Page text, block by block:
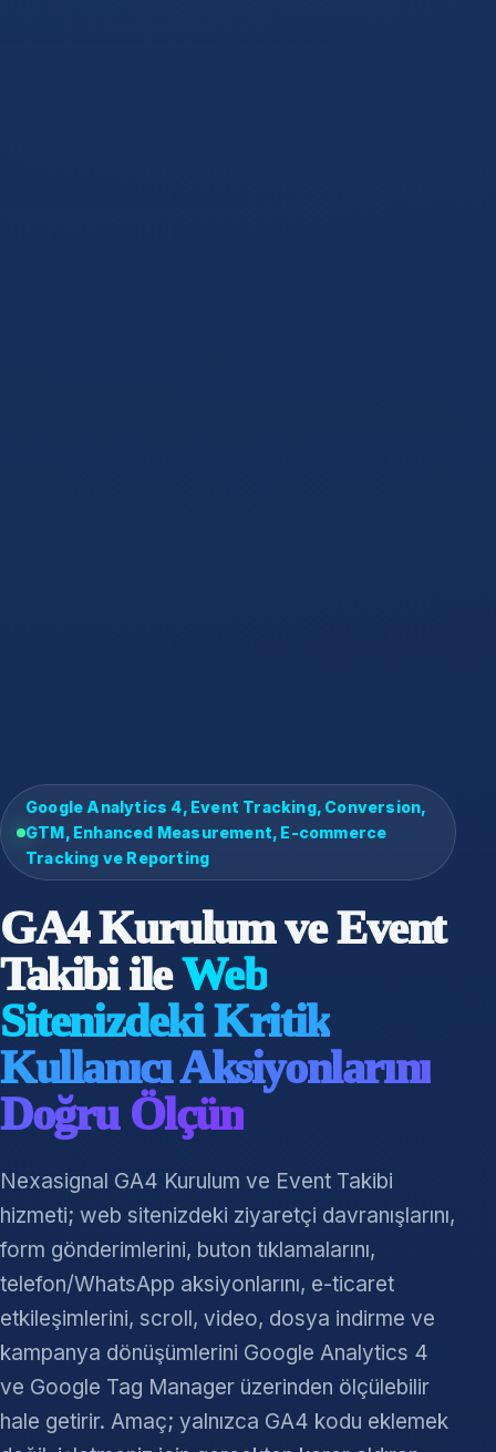
Google Analytics 4, Event Tracking, Conversion,
GTM, Enhanced Measurement, E-commerce
Tracking ve Reporting
GA4 Kurulum ve Event
Takibi ileWeb
Sitenizdeki Kritik
Kullanıcı Aksiyonlarını
Doğru Ölçün
Nexasignal GA4 Kurulum ve Event Takibi
hizmeti; web sitenizdeki ziyaretçi davranışlarını,
form gönderimlerini, buton tıklamalarını,
telefon/WhatsApp aksiyonlarını, e-ticaret
etkileşimlerini, scroll, video, dosya indirme ve
kampanya dönüşümlerini Google Analytics 4
ve Google Tag Manager üzerinden ölçülebilir
hale getirir. Amaç; yalnızca GA4 kodu eklemek